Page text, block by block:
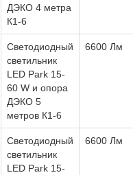
ДЭКО 4 метра
К1-6
Светодиодный
светильник
LED Park 15-
60 W и опора
ДЭКО 5
метров К1-6
6600 Лм
Светодиодный
светильник
LED Park 15-
6600 Лм